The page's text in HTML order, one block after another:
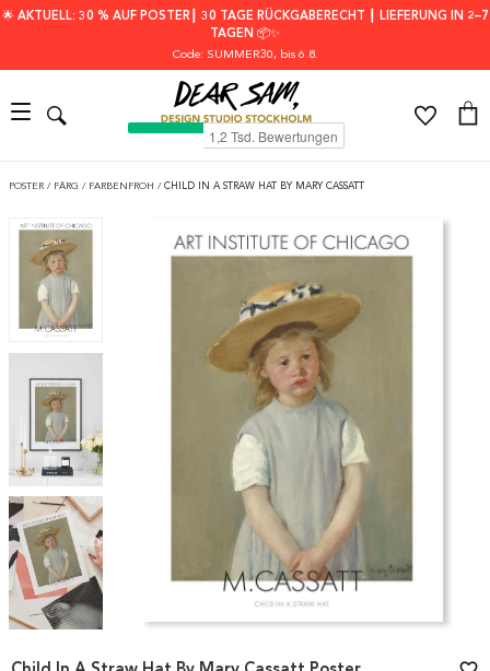
🌟 AKTUELL: 30 % AUF POSTER┃ 30 TAGE RÜCKGABERECHT ┃ LIEFERUNG IN 2–7
TAGEN 📦✨
Code: SUMMER30, bis 6.8.
POSTER / FÄRG / FARBENFROH / CHILD IN A STRAW HAT BY MARY CASSATT